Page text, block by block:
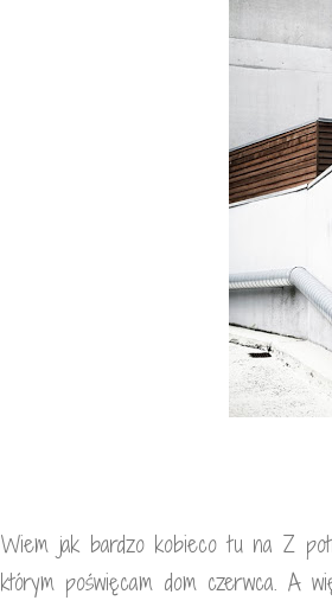
Wiem jak bardzo kobieco tu na Z
którym poświęcam dom czerwca. A